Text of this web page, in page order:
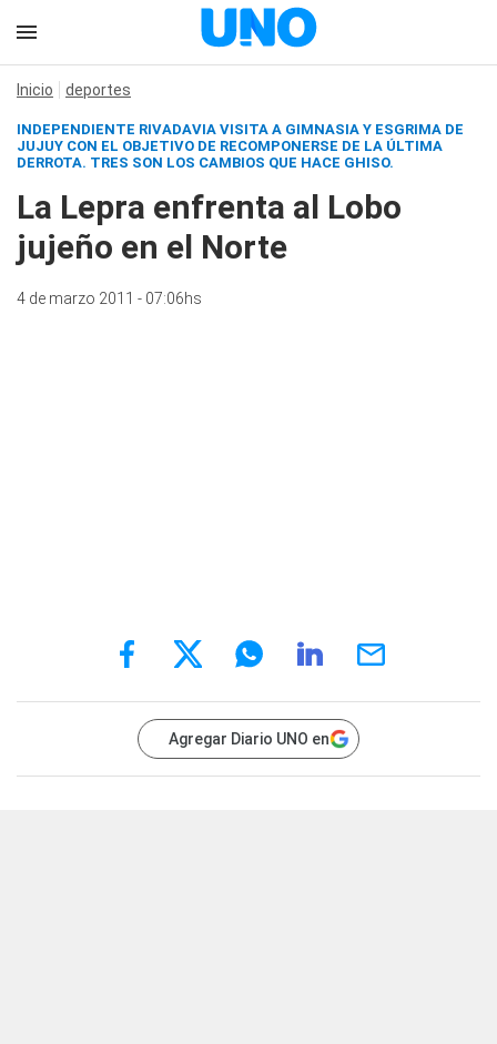
Inicio deportes
INDEPENDIENTE RIVADAVIA VISITA A GIMNASIA Y ESGRIMA DE
JUJUY CON EL OBJETIVO DE RECOMPONERSE DE LA ÚLTIMA
DERROTA. TRES SON LOS CAMBIOS QUE HACE GHISO.
La Lepra enfrenta al Lobo
jujeño en el Norte
4 de marzo 2011 - 07:06hs
Agregar Diario UNO en